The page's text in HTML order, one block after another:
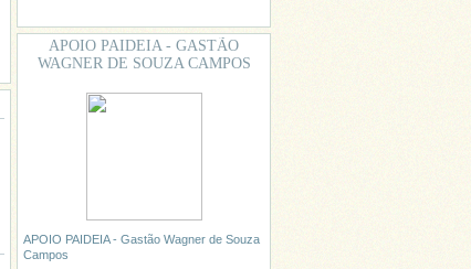
APOIO PAIDEIA - GASTÃO
WAGNER DE SOUZA CAMPOS
APOIO PAIDEIA - Gastão Wagner de Souza
Campos